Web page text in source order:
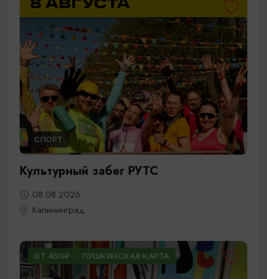
СПОРТ
Культурный забег РУТС
08.08.2026
Калининград
ОТ 450₽ ПУШКИНСКАЯ КАРТА